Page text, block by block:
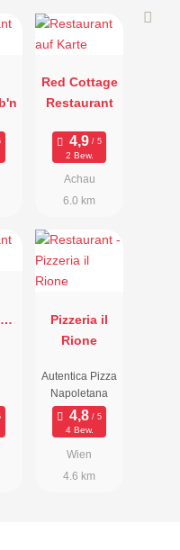
Red Cottage
Restaurant
2 Bew.
Achau
6.0 km
Pizzeria il
Rione
Autentica Pizza
Napoletana
4 Bew.
Wien
4.6 km